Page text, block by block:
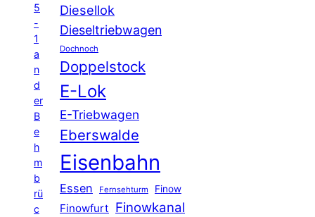
5
-
1
a
n
d
er
B
e
h
m
b
rü
c
Diesellok
Dieseltriebwagen
Dochnoch
Doppelstock
E-Lok
E-Triebwagen
Eberswalde
Eisenbahn
Essen Fernsehturm Finow
Finowfurt Finowkanal